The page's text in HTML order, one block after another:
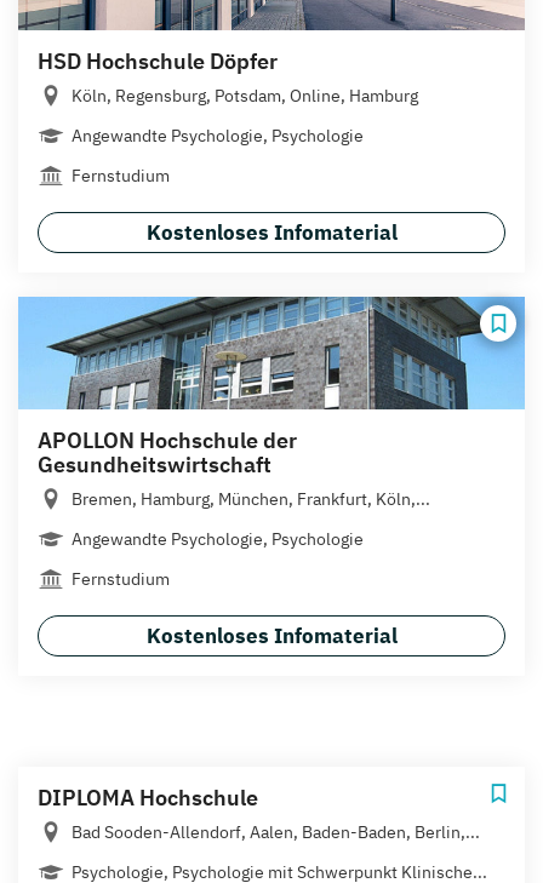
HSD Hochschule Döpfer
Köln, Regensburg, Potsdam, Online, Hamburg
Angewandte Psychologie, Psychologie
Fernstudium
Kostenloses Infomaterial
APOLLON Hochschule der
Gesundheitswirtschaft
Bremen, Hamburg, München, Frankfurt, Köln,...
Angewandte Psychologie, Psychologie
Fernstudium
Kostenloses Infomaterial
DIPLOMA Hochschule
Bad Sooden-Allendorf, Aalen, Baden-Baden, Berlin,...
Psychologie, Psychologie mit Schwerpunkt Klinische...